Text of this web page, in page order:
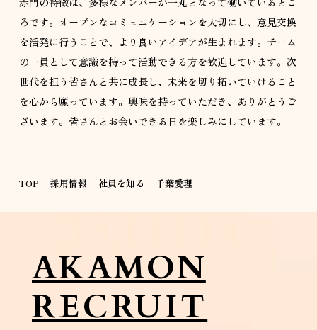
AKAMON
RECRUIT
ろです。オープンなコミュニケーションを大切にし、意見交換
を活発に行うことで、より良いアイデアが生まれます。チーム
の一員として意識を持って活動できる方を歓迎しています。次
世代を担う皆さんと共に成長し、未来を切り拓いていけること
を心から願っています。興味を持っていただき、ありがとうご
ざいます。皆さんとお会いできる日を楽しみにしています。
TOP 採用情報 社員を知る 千葉愛理